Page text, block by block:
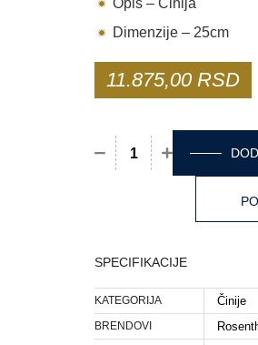
Opis – Činija
Dimenzije – 25cm
11.875,00 RSD
Činija Rosenthal - True
SPECIFIKACIJE
KATEGORIJA Činije
BRENDOVI